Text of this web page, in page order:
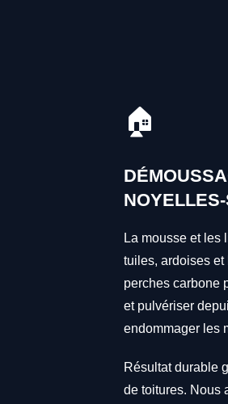
🏠
La mousse et les
tuiles, ardoises et
perches carbone
et pulvériser
endommager les
Résultat durable
de toitures. Nous